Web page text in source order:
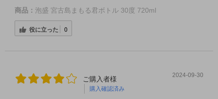
商品： 泡盛 宮古島まもる君ボトル 30度 720ml
役に立った 0
ご購入者様
購入確認済み
2024-09-30